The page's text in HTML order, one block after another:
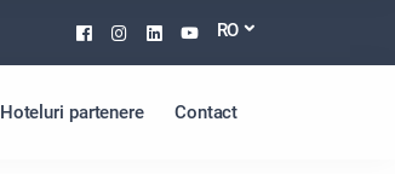
Facebook
Instagram
Linkedin
Youtube
RO
Hoteluri partenere Contact